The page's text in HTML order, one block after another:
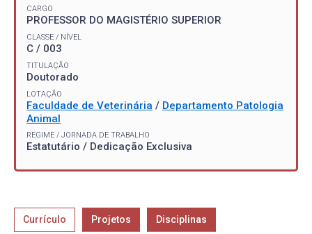
CARGO
PROFESSOR DO MAGISTÉRIO SUPERIOR
CLASSE / NÍVEL
C / 003
TITULAÇÃO
Doutorado
LOTAÇÃO
Faculdade de Veterinária / Departamento Patologia
Animal
REGIME / JORNADA DE TRABALHO
Estatutário / Dedicação Exclusiva
Currículo Projetos Disciplinas